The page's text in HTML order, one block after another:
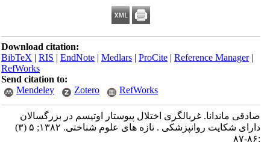
Download citation:
BibTeX|RIS|EndNote|Medlars|ProCite|Reference Manager
RefWorks
Send citation to:
Mendeley
Zotero RefWorks
صادقی ماندانا. غربالگری اختلال پیوستار اوتیسم در بزرگسالان
دارای شکایت روانپزشکی . تازه های علوم شناختی. ۱۳۸۲; ۵ (۳)